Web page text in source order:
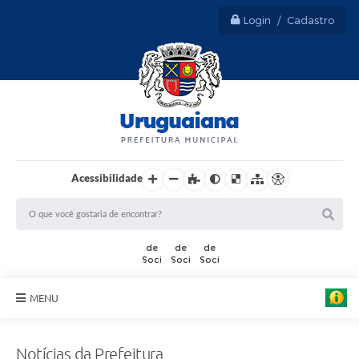
Login / Cadastro
Acessibilidade
MENU
Notícias da Prefeitura